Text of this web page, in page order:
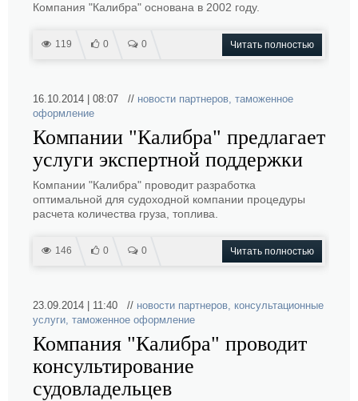
Компания "Калибра" основана в 2002 году.
119 0 0 Читать полностью
16.10.2014 | 08:07 // новости партнеров, таможенное
оформление
Компании "Калибра" предлагает
услуги экспертной поддержки
Компании "Калибра" проводит разработка
оптимальной для судоходной компании процедуры
расчета количества груза, топлива.
146 0 0 Читать полностью
23.09.2014 | 11:40 // новости партнеров, консультационные
услуги, таможенное оформление
Компания "Калибра" проводит
консультирование
судовладельцев